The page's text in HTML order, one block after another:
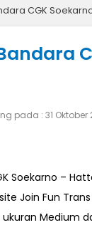
CGK
pada : 31 Oktober
Soekarno –
Join Fun
Medium